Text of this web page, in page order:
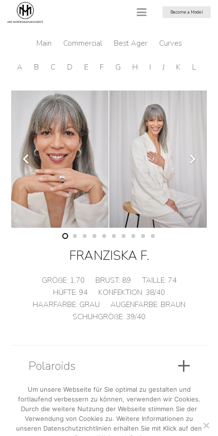
Become a Model
Main Commercial Best Ager Curves
A B C D E F G H I J K L
FRANZISKA F.
GRÖßE: 1,70 BRUST: 89 TAILLE: 74
HÜFTE: 94 KONFEKTION: 38/40
HAARFARBE: GRAU AUGENFARBE: BRAUN
SCHUHGRÖßE: 39/40
Polaroids
Sedcard
Um unsere Webseite für Sie optimal zu gestalten und
fortlaufend verbessern zu können, verwenden wir Cookies.
Durch die weitere Nutzung der Webseite stimmen Sie der
Verwendung von Cookies zu. Weitere Informationen zu
unseren Datenschutzrichtlinien erhalten Sie mit Klick auf den